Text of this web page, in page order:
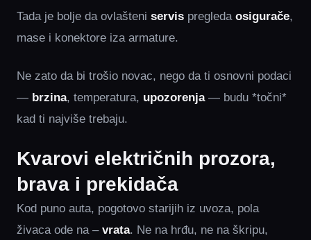
Tada je bolje da ovlašteni servis pregleda osigurače,
mase i konektore iza armature.
Ne zato da bi trošio novac, nego da ti osnovni podaci
— brzina, temperatura, upozorenja— budu *točni*
kad ti najviše trebaju.
Kvarovi električnih prozora,
brava i prekidača
Kod puno auta, pogotovo starijih iz uvoza, pola
živaca ode na – vrata. Ne na hrđu, ne na škripu,